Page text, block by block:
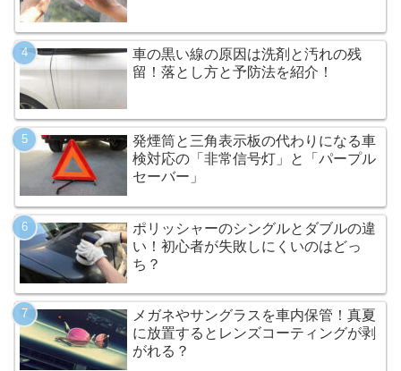
車の黒い線の原因は洗剤と汚れの残
留！落とし方と予防法を紹介！
発煙筒と三角表示板の代わりになる車
検対応の「非常信号灯」と「パープル
セーバー」
ポリッシャーのシングルとダブルの違
い！初心者が失敗しにくいのはどっ
ち？
メガネやサングラスを車内保管！真夏
に放置するとレンズコーティングが剥
がれる？